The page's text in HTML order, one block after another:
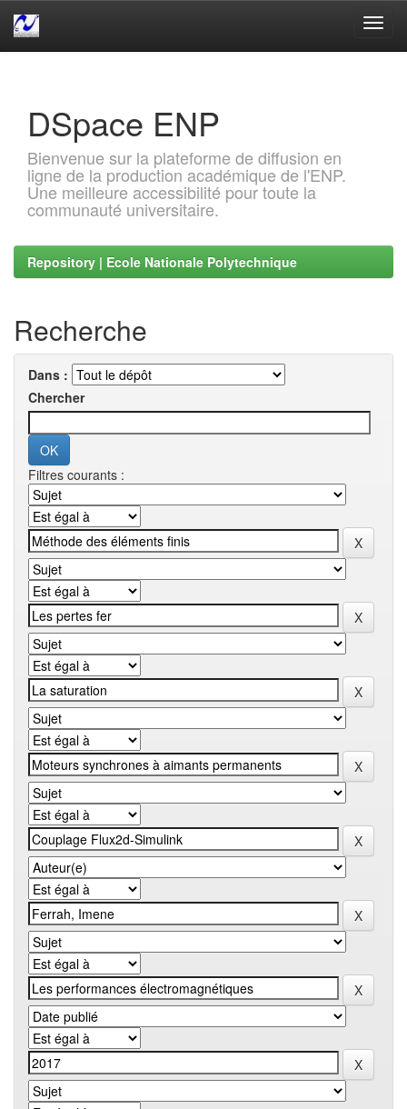
DSpace ENP
Bienvenue sur la plateforme de diffusion en
ligne de la production académique de l'ENP.
Une meilleure accessibilité pour toute la
communauté universitaire.
Repository | Ecole Nationale Polytechnique
Recherche
Dans :
Chercher
Filtres courants :